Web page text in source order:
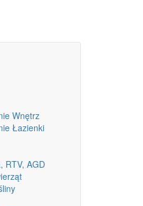
Wnętrz
Łazienki
RTV, AGD